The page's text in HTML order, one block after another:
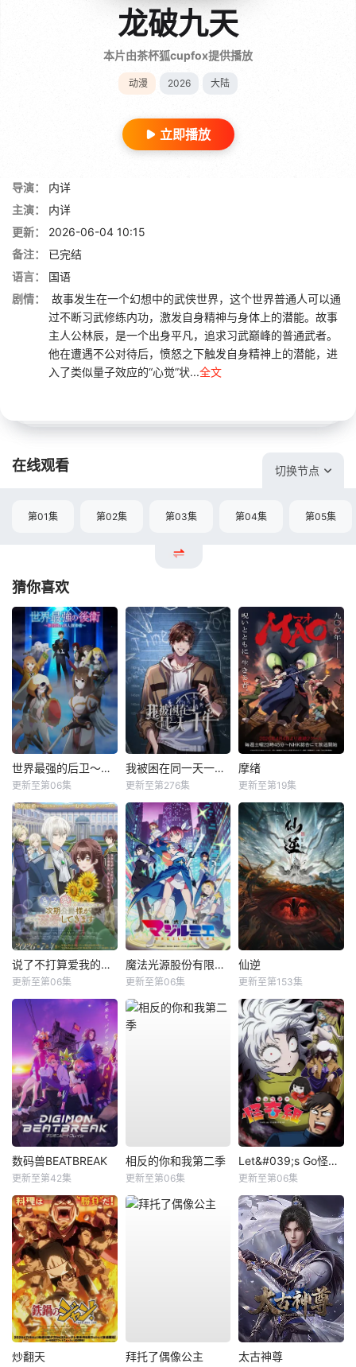
龙破九天
本片由茶杯狐cupfox提供播放
动漫 2026 大陆
立即播放
导演：
内详
主演：
内详
更新：
2026-06-04 10:15
备注：
已完结
语言：
国语
剧情：
故事发生在一个幻想中的武侠世界，这个世界普通人可以通
过不断习武修练内功，激发自身精神与身体上的潜能。故事
主人公林辰，是一个出身平凡，追求习武巅峰的普通武者。
他在遭遇不公对待后，愤怒之下触发自身精神上的潜能，进
入了类似量子效应的“心觉”状...全文
在线观看 切换节点
第01集 第02集 第03集 第04集 第05集
猜你喜欢
世界最强的后卫～迷宫国的新人探索者～
更新至第06集
我被困在同一天一千年动态漫
更新至第276集
摩绪
更新至第19集
说了不打算爱我的公爵继承人，不知为何对我宠爱有加
更新至第06集
魔法光源股份有限公司第二季
更新至第06集
仙逆
更新至第153集
数码兽BEATBREAK
更新至第42集
相反的你和我第二季
更新至第06集
Let&#039;s Go怪奇组
更新至第06集
炒翻天 拜托了偶像公主 太古神尊